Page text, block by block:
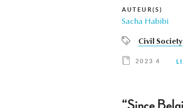
AUTEUR(S)
Sacha Habibi
Civil Society
2023 4